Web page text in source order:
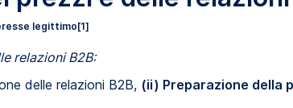
legittimo[1]
relazioni B2B:
delle relazioni B2B, (ii) Preparazione della